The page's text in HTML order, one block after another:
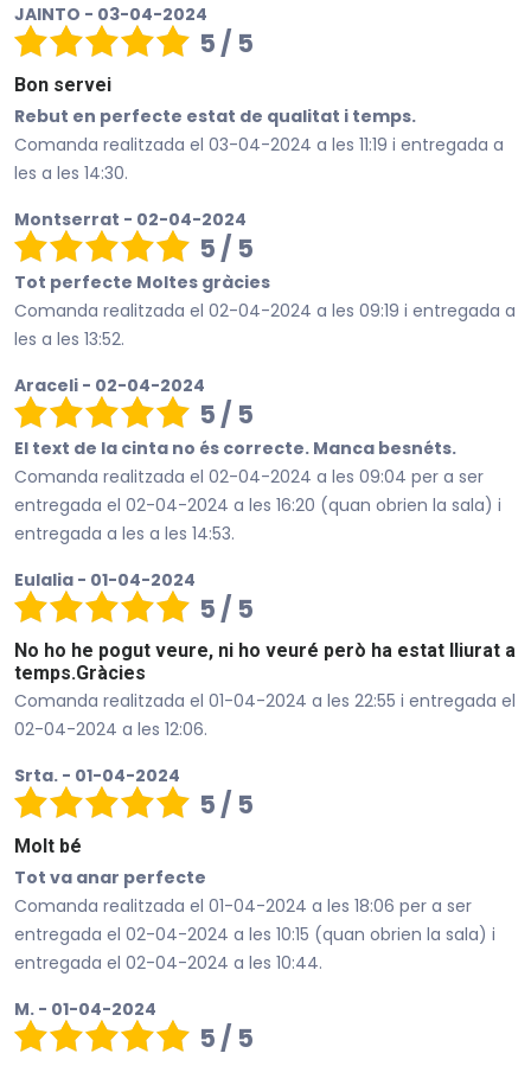
JAINTO - 03-04-2024
5 / 5
Bon servei
Rebut en perfecte estat de qualitat i temps.
Comanda realitzada el 03-04-2024 a les 11:19 i entregada a
les a les 14:30.
Montserrat - 02-04-2024
5 / 5
Tot perfecte Moltes gràcies
Comanda realitzada el 02-04-2024 a les 09:19 i entregada a
les a les 13:52.
Araceli - 02-04-2024
5 / 5
El text de la cinta no és correcte. Manca besnéts.
Comanda realitzada el 02-04-2024 a les 09:04 per a ser
entregada el 02-04-2024 a les 16:20 (quan obrien la sala) i
entregada a les a les 14:53.
Eulalia - 01-04-2024
5 / 5
No ho he pogut veure, ni ho veuré però ha estat lliurat a
temps.Gràcies
Comanda realitzada el 01-04-2024 a les 22:55 i entregada el
02-04-2024 a les 12:06.
Srta. - 01-04-2024
5 / 5
Molt bé
Tot va anar perfecte
Comanda realitzada el 01-04-2024 a les 18:06 per a ser
entregada el 02-04-2024 a les 10:15 (quan obrien la sala) i
entregada el 02-04-2024 a les 10:44.
M. - 01-04-2024
5 / 5